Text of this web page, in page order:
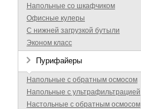
Напольные со шкафчиком
Офисные кулеры
С нижней загрузкой бутыли
Эконом класс
Пурифайеры
Напольные с обратным осмосом
Напольные с ультрафильтрацией
Настольные с обратным осмосом